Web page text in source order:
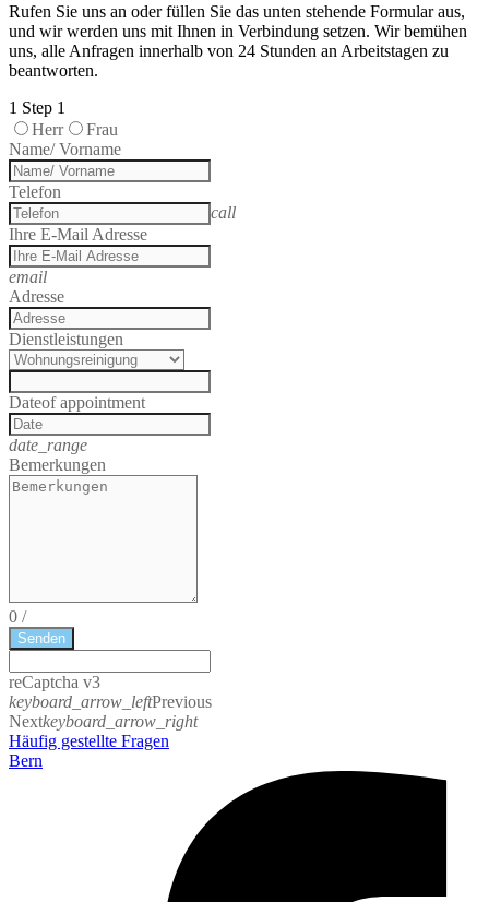
Rufen Sie uns an oder füllen Sie das unten stehende Formular aus,
und wir werden uns mit Ihnen in Verbindung setzen. Wir bemühen
uns, alle Anfragen innerhalb von 24 Stunden an Arbeitstagen zu
beantworten.
1 Step 1
Herr
Frau
Name/ Vorname
Telefon
call
Ihre E-Mail Adresse
email
Adresse
Dienstleistungen
Dateof appointment
date_range
Bemerkungen
0 /
Senden
reCaptcha v3
keyboard_arrow_leftPrevious
Nextkeyboard_arrow_right
Häufig gestellte Fragen
Bern